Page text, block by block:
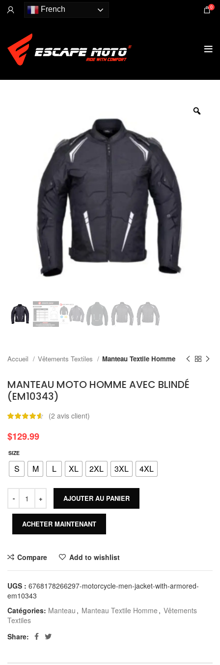
French 0
Accueil Vêtements Textiles Manteau Textile Homme
MANTEAU MOTO HOMME AVEC BLINDÉ
(EM10343)
(2 avis client)
$129.99
SIZE
S M L XL 2XL 3XL 4XL
AJOUTER AU PANIER
ACHETER MAINTENANT
Compare Add to wishlist
UGS : 6768178266297-motorcycle-men-jacket-with-armored-
em10343
Catégories: Manteau , Manteau Textile Homme , Vêtements
Textiles
Share: